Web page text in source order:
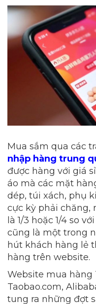
Mua sắm qua các
nhập hàng trung
được hàng với giá
áo mà các mặt
dép, túi xách, phụ
cực kỳ phải chăng,
là 1/3 hoặc 1/4 so
cũng là một trong
hút khách hàng lẻ
hàng trên website.
Website mua hàng
Taobao.com,
tung ra những đợt